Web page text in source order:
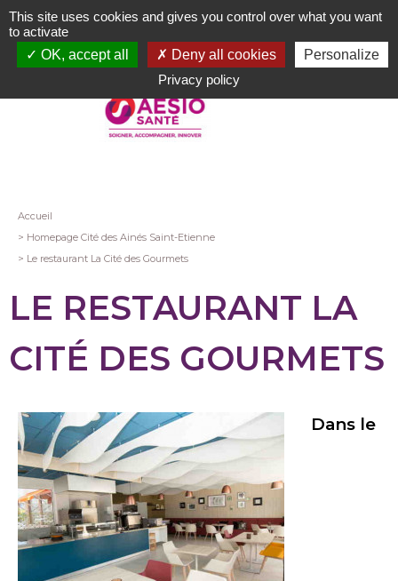
Aller
au
contenu
Fil
d'Ariane
Accueil
Homepage Cité des Ainés Saint-Etienne
Le restaurant La Cité des Gourmets
LE RESTAURANT LA
CITÉ DES GOURMETS
Dans le
This site uses cookies and gives you control over what you want
to activate
OK, accept all
Deny all cookies
Personalize
Privacy policy